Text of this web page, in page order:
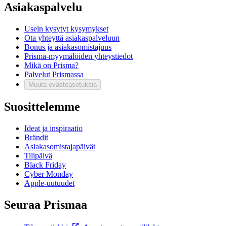
Asiakaspalvelu
Usein kysytyt kysymykset
Ota yhteyttä asiakaspalveluun
Bonus ja asiakasomistajuus
Prisma-myymälöiden yhteystiedot
Mikä on Prisma?
Palvelut Prismassa
Muuta evästeasetuksia
Suosittelemme
Ideat ja inspiraatio
Brändit
Asiakasomistajapäivät
Tilipäivä
Black Friday
Cyber Monday
Apple-uutuudet
Seuraa Prismaa